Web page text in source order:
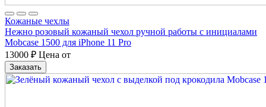
Кожаные чехлы
Нежно розовый кожаный чехол ручной работы с инициалами
Mobcase 1500 для iPhone 11 Pro
13000 ₽ Цена от
Заказать